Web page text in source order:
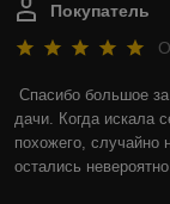
Покупатель
Спасибо большое
дачи. Когда искала
похожего, случайно
остались